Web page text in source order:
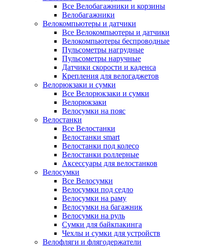
Все Велобагажники и корзины
Велобагажники
Велокомпьютеры и датчики
Все Велокомпьютеры и датчики
Велокомпьютеры беспроводные
Пульсометры нагрудные
Пульсометры наручные
Датчики скорости и каденса
Крепления для велогаджетов
Велорюкзаки и сумки
Все Велорюкзаки и сумки
Велорюкзаки
Велосумки на пояс
Велостанки
Все Велостанки
Велостанки smart
Велостанки под колесо
Велостанки роллерные
Аксессуары для велостанков
Велосумки
Все Велосумки
Велосумки под седло
Велосумки на раму
Велосумки на багажник
Велосумки на руль
Сумки для байкпакинга
Чехлы и сумки для устройств
Велофляги и флягодержатели